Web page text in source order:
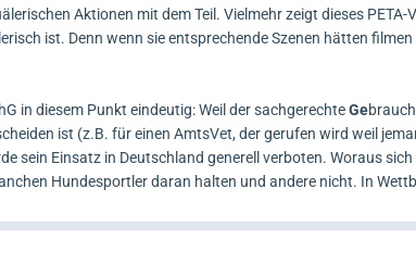
Aktionen mit dem Teil. Vielmehr zeigt dieses
ist. Denn wenn sie entsprechende Szenen hätten
in diesem Punkt eindeutig: Weil der sachgerechteGe
ist (z.B. für einen AmtsVet, der gerufen wird weil
sein Einsatz in Deutschland generell verboten. Woraus
Hundesportler daran halten und andere nicht. In